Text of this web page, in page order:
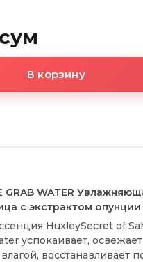
В корзину
GRAB WATER
с экстрактом
HuxleySecret of
успокаивает,
восстанавливает